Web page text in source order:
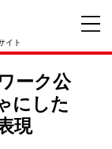
イト
ーク公
にした
現